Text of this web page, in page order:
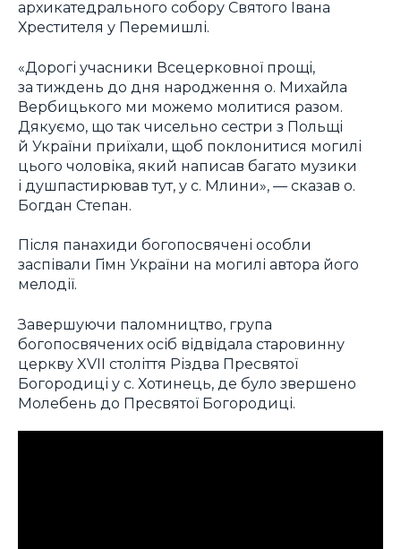
архикатедрального собору Святого Івана
Хрестителя у Перемишлі.
«Дорогі учасники Всецерковної прощі,
за тиждень до дня народження о. Михайла
Вербицького ми можемо молитися разом.
Дякуємо, що так чисельно сестри з Польщі
й України приїхали, щоб поклонитися могилі
цього чоловіка, який написав багато музики
і душпастирював тут, у с. Млини», — сказав о.
Богдан Степан.
Після панахиди богопосвячені особли
заспівали Гімн України на могилі автора його
мелодії.
Завершуючи паломництво, група
богопосвячених осіб відвідала старовинну
церкву XVII століття Різдва Пресвятої
Богородиці у с. Хотинець, де було звершено
Молебень до Пресвятої Богородиці.